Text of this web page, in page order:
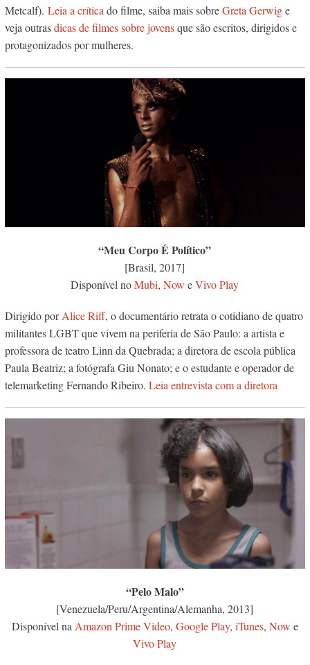
Metcalf). Leia a crítica do filme, saiba mais sobreGreta Gerwige
veja outrasdicas de filmes sobre jovensque são escritos, dirigidos e
protagonizados por mulheres.
“Meu Corpo É Político”
[Brasil, 2017]
Disponível noMubi,Now eVivo Play
Dirigido porAlice Riff, o documentário retrata o cotidiano de quatro
militantes LGBT que vivem na periferia de São Paulo: a artista e
professora de teatro Linn da Quebrada; a diretora de escola pública
Paula Beatriz; a fotógrafa Giu Nonato; e o estudante e operador de
telemarketing Fernando Ribeiro. Leia entrevista com a diretora
“Pelo Malo”
[Venezuela/Peru/Argentina/Alemanha, 2013]
Disponível naAmazon Prime Video, Google Play, iTunes, Now e
Vivo Play